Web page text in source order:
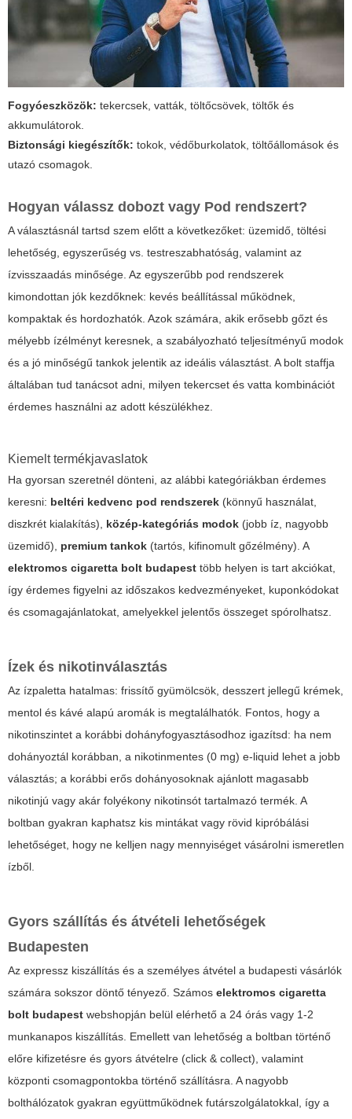
Fogyóeszközök: tekercsek, vatták, töltőcsövek, töltők és
akkumulátorok.
Biztonsági kiegészítők: tokok, védőburkolatok, töltőállomások és
utazó csomagok.
Hogyan válassz dobozt vagy Pod rendszert?
A választásnál tartsd szem előtt a következőket: üzemidő, töltési
lehetőség, egyszerűség vs. testreszabhatóság, valamint az
ízvisszaadás minősége. Az egyszerűbb pod rendszerek
kimondottan jók kezdőknek: kevés beállítással működnek,
kompaktak és hordozhatók. Azok számára, akik erősebb gőzt és
mélyebb ízélményt keresnek, a szabályozható teljesítményű modok
és a jó minőségű tankok jelentik az ideális választást. A bolt staffja
általában tud tanácsot adni, milyen tekercset és vatta kombinációt
érdemes használni az adott készülékhez.
Kiemelt termékjavaslatok
Ha gyorsan szeretnél dönteni, az alábbi kategóriákban érdemes
keresni: beltéri kedvenc pod rendszerek (könnyű használat,
diszkrét kialakítás), közép-kategóriás modok (jobb íz, nagyobb
üzemidő), premium tankok (tartós, kifinomult gőzélmény). A
elektromos cigaretta bolt budapest több helyen is tart akciókat,
így érdemes figyelni az időszakos kedvezményeket, kuponkódokat
és csomagajánlatokat, amelyekkel jelentős összeget spórolhatsz.
Ízek és nikotinválasztás
Az ízpaletta hatalmas: frissítő gyümölcsök, desszert jellegű krémek,
mentol és kávé alapú aromák is megtalálhatók. Fontos, hogy a
nikotinszintet a korábbi dohányfogyasztásodhoz igazítsd: ha nem
dohányoztál korábban, a nikotinmentes (0 mg) e-liquid lehet a jobb
választás; a korábbi erős dohányosoknak ajánlott magasabb
nikotinjú vagy akár folyékony nikotinsót tartalmazó termék. A
boltban gyakran kaphatsz kis mintákat vagy rövid kipróbálási
lehetőséget, hogy ne kelljen nagy mennyiséget vásárolni ismeretlen
ízből.
Gyors szállítás és átvételi lehetőségek
Budapesten
Az expressz kiszállítás és a személyes átvétel a budapesti vásárlók
számára sokszor döntő tényező. Számos elektromos cigaretta
bolt budapest webshopján belül elérhető a 24 órás vagy 1-2
munkanapos kiszállítás. Emellett van lehetőség a boltban történő
előre kifizetésre és gyors átvételre (click & collect), valamint
központi csomagpontokba történő szállításra. A nagyobb
bolthálózatok gyakran együttműködnek futárszolgálatokkal, így a